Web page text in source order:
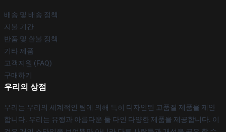
배송 및 배송 정책
지불 기간
반품 및 환불 정책
기타 제품
고객지원 (FAQ)
구매하기
우리의 상점
우리는 우리의 세계적인 팀에 의해 특히 디자인된 고품질 제품을 제안
합니다. 우리는 유행과 아름다운 둘 다인 다양한 제품을 제공합니다. 이